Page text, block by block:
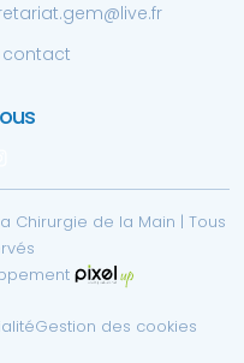
contact
Chirurgie de la Main | Tous
Gestion des cookies